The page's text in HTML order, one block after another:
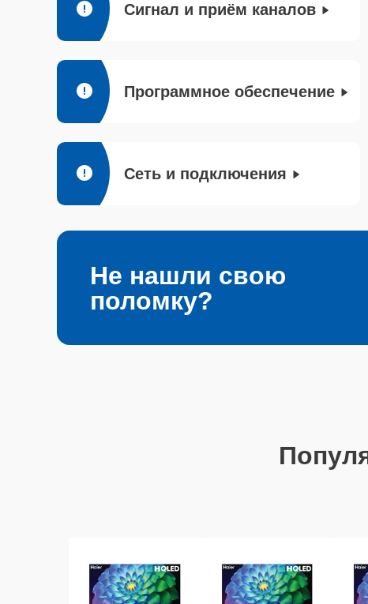
Сигнал и приём каналов
Программное обеспечение
Сеть и подключения
Не нашли свою
поломку?